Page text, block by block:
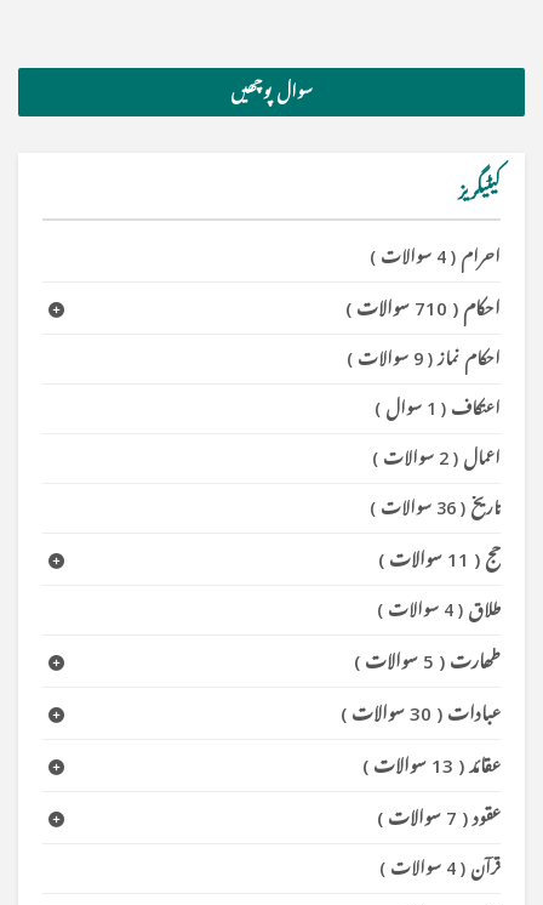
سوال پوچھیں
کیٹیگریز
احرام ( 4 سوالات )
احکام ( 710 سوالات )
احکام نماز( 9 سوالات )
اعتکاف ( 1 سوال )
اعمال ( 2 سوالات )
تاریخ ( 36 سوالات )
حج ( 11 سوالات )
طلاق ( 4 سوالات )
طھارت ( 5 سوالات )
عبادات ( 30 سوالات )
عقائد( 13 سوالات )
عقود ( 7 سوالات )
قرآن ( 4 سوالات )